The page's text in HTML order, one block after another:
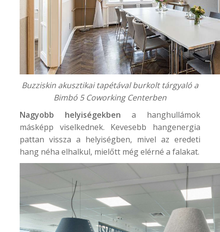
Buzziskin akusztikai tapétával burkolt tárgyaló a
Bimbó 5 Coworking Centerben
Nagyobb helyiségekben a hanghullámok
másképp viselkednek. Kevesebb hangenergia
pattan vissza a helyiségben, mivel az eredeti
hang néha elhalkul, mielőtt még elérné a falakat.